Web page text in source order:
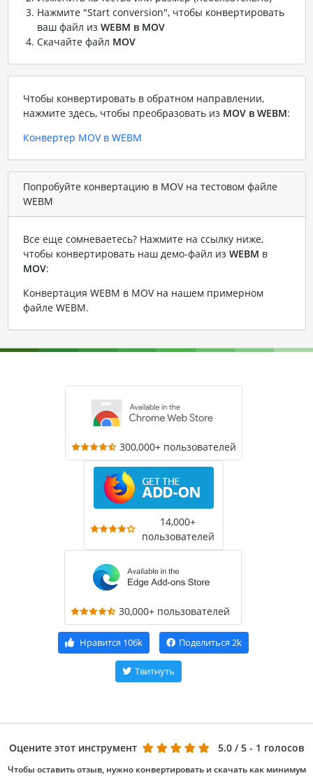
Нажмите "Start conversion", чтобы конвертировать
ваш файл из WEBM в MOV
Скачайте файл MOV
Чтобы конвертировать в обратном направлении,
нажмите здесь, чтобы преобразовать из MOV в WEBM:
Конвертер MOV в WEBM
Попробуйте конвертацию в MOV на тестовом файле
WEBM
Все еще сомневаетесь? Нажмите на ссылку ниже,
чтобы конвертировать наш демо-файл из WEBM в
MOV:
Конвертация WEBM в MOV на нашем примерном
файле WEBM.
300,000+ пользователей
14,000+
пользователей
30,000+ пользователей
Нравится 106k Поделиться 2k
Твитнуть
Оцените этот инструмент 5.0 / 5 - 1 голосов
Чтобы оставить отзыв, нужно конвертировать и скачать как минимум